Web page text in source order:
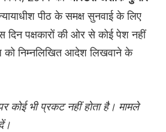
पीठ के समक्ष सुनवाई के लिए
दिन पक्षकारों की ओर से कोई पेश नहीं
निम्नलिखित आदेश लिखवाने के
कोई भी प्रकट नहीं होता है। मामले